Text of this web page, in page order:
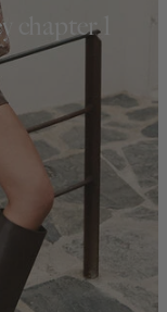
chapter 1